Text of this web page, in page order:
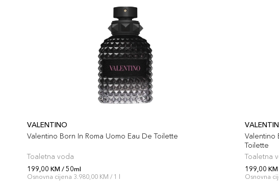
VALENTINO
Valentino Born In Roma Uomo Eau De Toilette
Toaletna voda
199,00 KM / 50ml
Osnovna cijena 3.980,00 KM / 1 l
Valentino
Toilette
Toaletna
199,00
Osnovna